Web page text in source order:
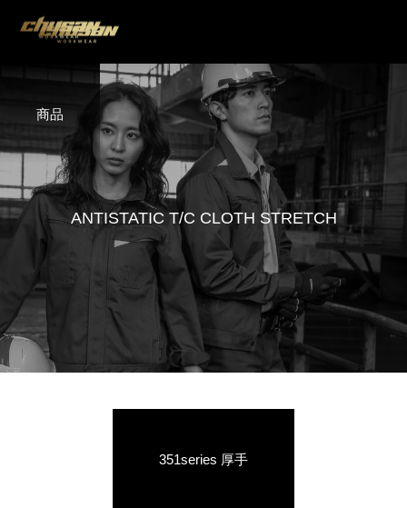
商品
ANTISTATIC T/C CLOTH STRETCH
351series 厚手